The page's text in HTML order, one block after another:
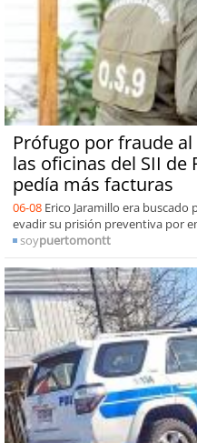
Prófugo por fraude
las oficinas del SII
pedía más facturas
06-08 Erico Jaramillo era buscado
evadir su prisión preventiva por
soypuertomontt